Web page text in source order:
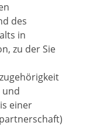
des
in
zu der Sie
und
einer